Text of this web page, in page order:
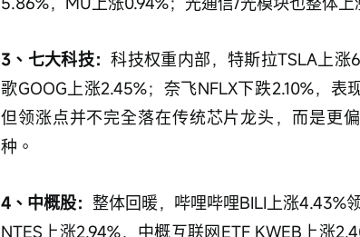
3、七大科技：科技权重内部，特斯拉TSLA上
歌GOOG上涨2.45%；奈飞NFLX下跌2.10%，表
但领涨点并不完全落在传统芯片龙头，而是更
种。
4、中概股： 整体回暖，哔哩哔哩BILI上涨4.43%
NTES上涨2.94%，中概互联网ETF KWEB上涨